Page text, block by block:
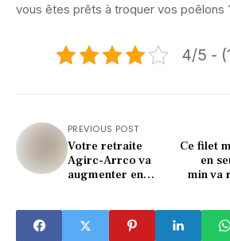
vous êtes prêts à troquer vos poêlons
4/5 -
PREVIOUS POST
Votre retraite
Agirc-Arrco va
augmenter en
montant exact de
cette revalorisation
Ce filet
en
min va